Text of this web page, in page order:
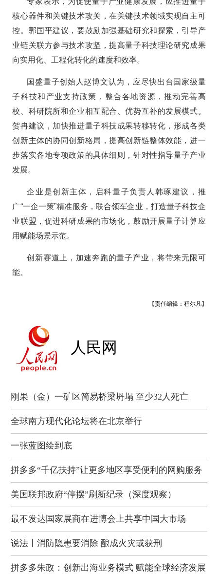
核心器件和关键技术攻关，在关键技术领域实现自主可
控。郭国平建议，要鼓励加强基础研究和探索，引导产
业链关联方参与技术攻坚，提高量子科技理论研究成果
向实用化、工程化转化的速度和效率。
国盛量子创始人赵博文认为，应尽快出台国家级量
子科技和产业支持政策，整合各地资源，推动完善高
校、科研院所和企业相互配合、优势互补的发展模式。
贺冉建议，加快推进量子科技成果转移转化，形成各类
创新主体的协同创新格局，提高创新链整体效能，进一
步落实各地专项政策的具体细则，针对性指导量子产业
发展。
企业是创新主体，启科量子负责人韩琢建议，推
广“一企一策”精准服务，联合领军企业，打造量子科技企
业联盟，促进科研成果的市场化，鼓励开展量子计算应
用赋能场景示范。
创新赛道上，加速奔跑的量子产业，将带来无限可
能。
【责任编辑：程尔凡】
人民网
刚果（金）一矿区简易桥梁坍塌 至少32人死亡
全球南方现代化论坛将在北京举行
一张蓝图绘到底
拼多多“千亿扶持”让更多地区享受便利的网购服务
美国联邦政府“停摆”刷新纪录（深度观察）
最不发达国家展商在进博会上共享中国大市场
说法丨消防隐患要消除 酿成火灾或获刑
拼多多朱政：创新出海业务模式 赋能全球经济发展